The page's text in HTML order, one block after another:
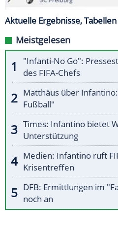
Aktuelle Ergebnisse,
Meistgelesen
"Infanti-No Go":
des FIFA-Chefs
Matthäus über
Fußball"
Times: Infantino bietet
Unterstützung
Medien: Infantino ruft
Krisentreffen
DFB: Ermittlungen im
noch an